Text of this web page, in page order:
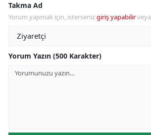
Takma Ad
Yorum yapmak için, istersenizgiriş yapabilirveya
Yorum Yazın (500 Karakter)